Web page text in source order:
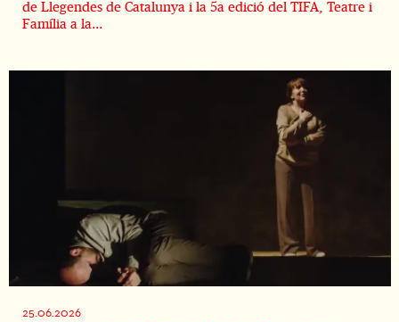
de Llegendes de Catalunya i la 5a edició del TIFA, Teatre i
Família a la...
25.06.2026